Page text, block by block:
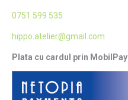
0751 599 535
hippo.atelier@gmail.com
Plata cu cardul prin MobilPay